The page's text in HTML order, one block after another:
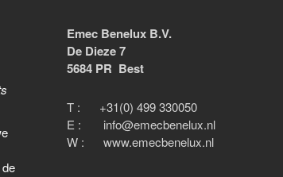
Emec Benelux B.V.
De Dieze 7
5684 PR Best
T : +31(0) 499 330050
E : info@emecbenelux.nl
W : www.emecbenelux.nl